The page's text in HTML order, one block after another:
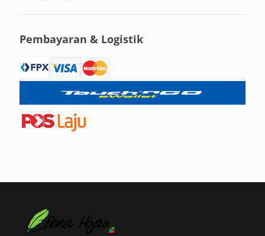
Pembayaran & Logistik